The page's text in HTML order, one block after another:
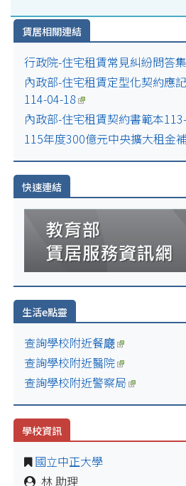
賃居相關連結
行政院-住宅租賃常見糾紛問答
內政部-住宅租賃定型化契約應
114-04-18
內政部-住宅租賃契約書範本
115年度300億元中央擴大租金
快速連結
生活e點靈
查詢學校附近餐廰
查詢學校附近醫院
查詢學校附近警察局
學校資訊
國立中正大學
林 助理